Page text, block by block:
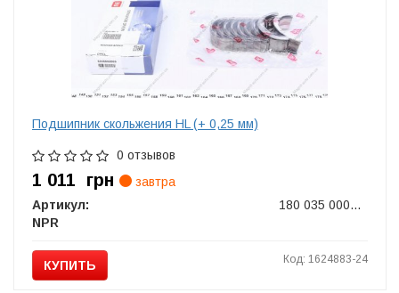
Подшипник скольжения HL (+ 0,25 мм)
0 отзывов
1 011 грн
завтра
Артикул:
180 035 0001 15
NPR
КУПИТЬ Код: 1624883-24